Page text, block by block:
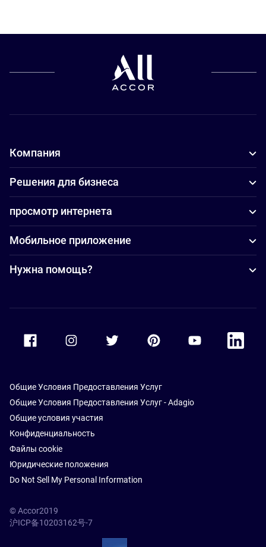
Компания
Решения для бизнеса
просмотр интернета
Мобильное приложение
Нужна помощь?
Accor Facebook Accor TwitterAccor PinterestAccor Youtube
Accor
Общие Условия Предоставления Услуг
Общие Условия Предоставления Услуг - Adagio
Общие условия участия
Конфиденциальность
Файлы cookie
Юридические положения
Do Not Sell My Personal Information
© Accor2019
沪ICP备10203162号-7